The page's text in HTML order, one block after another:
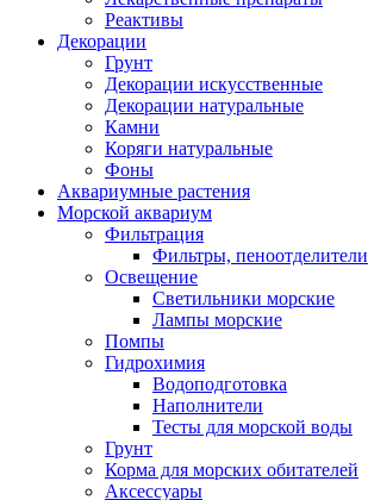
Реактивы
Декорации
Грунт
Декорации искусственные
Декорации натуральные
Камни
Коряги натуральные
Фоны
Аквариумные растения
Морской аквариум
Фильтрация
Фильтры, пеноотделители
Освещение
Светильники морские
Лампы морские
Помпы
Гидрохимия
Водоподготовка
Наполнители
Тесты для морской воды
Грунт
Корма для морских обитателей
Аксессуары